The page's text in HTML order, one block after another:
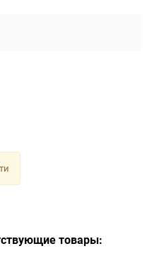
товары: